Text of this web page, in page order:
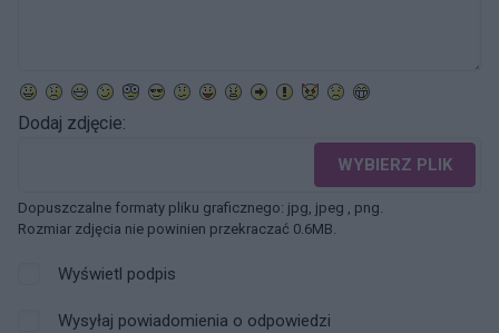
Dodaj zdjęcie:
WYBIERZ PLIK
Dopuszczalne formaty pliku graficznego: jpg, jpeg , png.
Rozmiar zdjęcia nie powinien przekraczać 0.6MB.
Wyświetl podpis
Wysyłaj powiadomienia o odpowiedzi